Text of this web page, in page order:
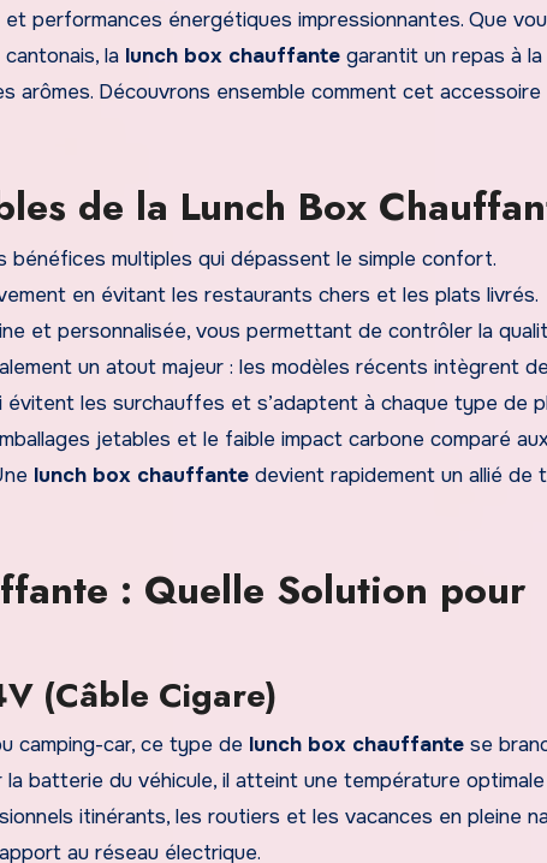
performances énergétiques impressionnantes. Que
la lunch box chauffante garantit un repas à la
arômes. Découvrons ensemble comment cet accessoire
de la Lunch Box
bénéfices multiples qui dépassent le simple confort.
en évitant les restaurants chers et les plats livrés.
et personnalisée, vous permettant de contrôler la
un atout majeur : les modèles récents intègrent
les surchauffes et s’adaptent à chaque type de
jetables et le faible impact carbone comparé
lunch box chauffante devient rapidement un allié de
: Quelle Solution pour
(Câble Cigare)
camping-car, ce type de lunch box chauffante se
batterie du véhicule, il atteint une température
itinérants, les routiers et les vacances en pleine
au réseau électrique.